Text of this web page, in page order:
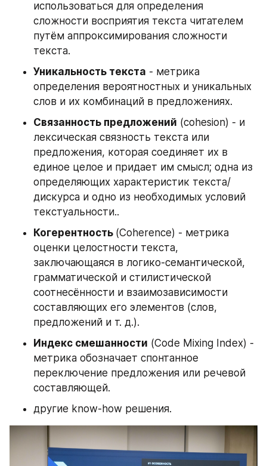
использоваться для определения
сложности восприятия текста читателем
путём аппроксимирования сложности
текста.
Уникальность текста - метрика
определения вероятностных и уникальных
слов и их комбинаций в предложениях.
Связанность предложений (cohesion) - и
лексическая связность текста или
предложения, которая соединяет их в
единое целое и придает им смысл; одна из
определяющих характеристик текста/
дискурса и одно из необходимых условий
текстуальности..
Когерентность (Coherence) - метрика
оценки целостности текста,
заключающаяся в логико-семантической,
грамматической и стилистической
соотнесённости и взаимозависимости
составляющих его элементов (слов,
предложений и т. д.).
Индекс смешанности (Code Mixing Index) -
метрика обозначает спонтанное
переключение предложения или речевой
составляющей.
другие know-how решения.